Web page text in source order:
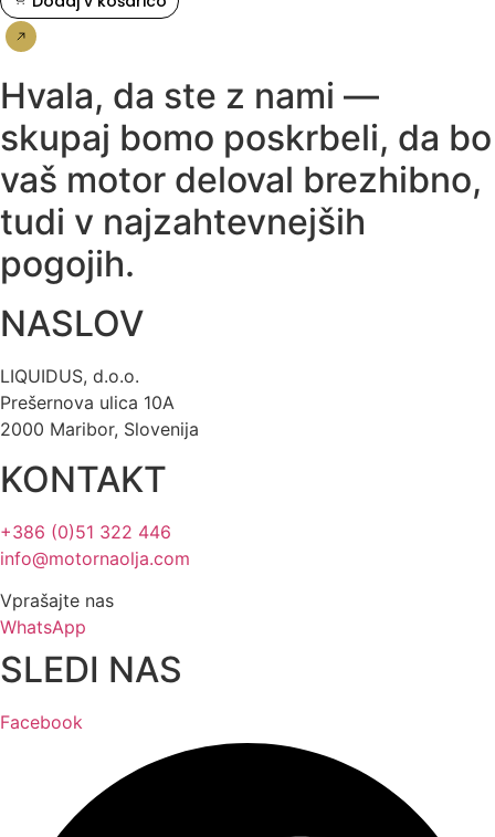
Hvala, da ste z nami —
skupaj bomo poskrbeli, da bo
vaš motor deloval brezhibno,
tudi v najzahtevnejših
pogojih.
NASLOV
LIQUIDUS, d.o.o.
Prešernova ulica 10A
2000 Maribor, Slovenija
KONTAKT
+386 (0)51 322 446
info@motornaolja.com
Vprašajte nas
WhatsApp
SLEDI NAS
Facebook